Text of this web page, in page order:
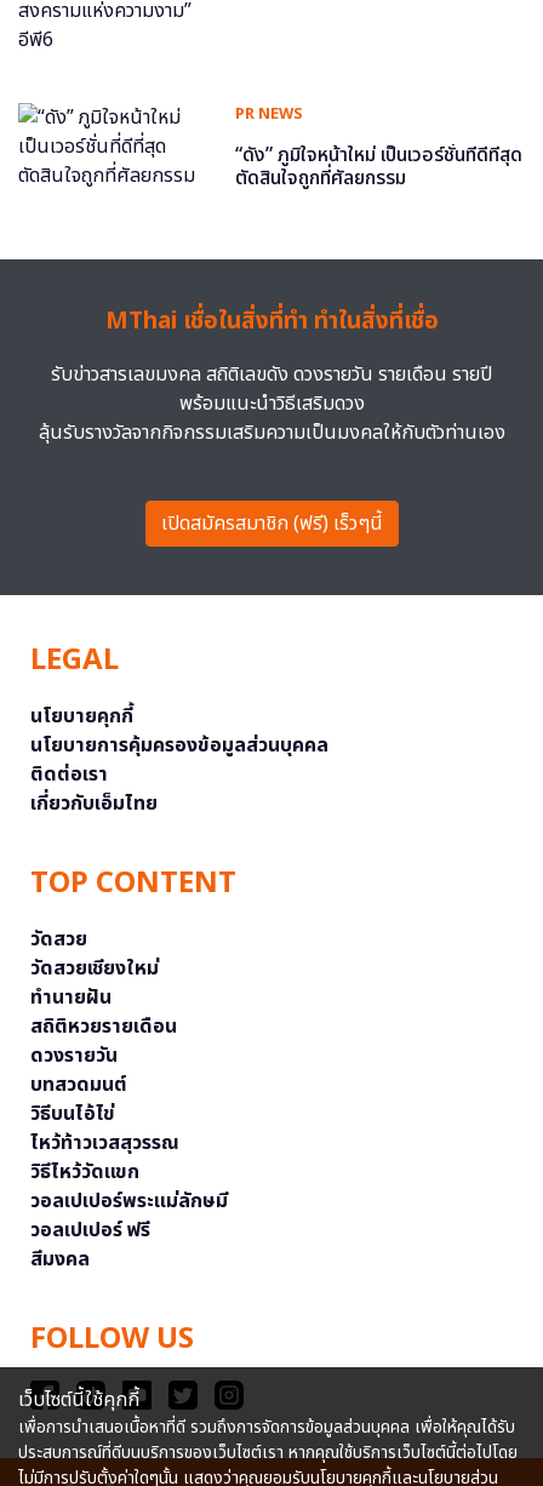
PR NEWS
“ดัง” ภูมิใจหน้าใหม่ เป็นเวอร์ชั่นที่ดีที่สุด
ตัดสินใจถูกที่ศัลยกรรม
MThai เชื่อในสิ่งที่ทำ ทำในสิ่งที่เชื่อ
รับข่าวสารเลขมงคล สถิติเลขดัง ดวงรายวัน รายเดือน รายปี
พร้อมแนะนำวิธีเสริมดวง
ลุ้นรับรางวัลจากกิจกรรมเสริมความเป็นมงคลให้กับตัวท่านเอง
เปิดสมัครสมาชิก (ฟรี) เร็วๆนี้
LEGAL
นโยบายคุกกี้
นโยบายการคุ้มครองข้อมูลส่วนบุคคล
ติดต่อเรา
เกี่ยวกับเอ็มไทย
TOP CONTENT
วัดสวย
วัดสวยเชียงใหม่
ทำนายฝัน
สถิติหวยรายเดือน
ดวงรายวัน
บทสวดมนต์
วิธีบนไอ้ไข่
ไหว้ท้าวเวสสุวรรณ
วิธีไหว้วัดแขก
วอลเปเปอร์พระแม่ลักษมี
วอลเปเปอร์ ฟรี
สีมงคล
FOLLOW US
เว็บไซต์นี้ใช้คุกกี้
เพื่อการนำเสนอเนื้อหาที่ดี รวมถึงการจัดการข้อมูลส่วนบุคคล เพื่อให้คุณได้รับ
ประสบการณ์ที่ดีบนบริการของเว็บไซต์เรา หากคุณใช้บริการเว็บไซต์นี้ต่อไปโดย
ไม่มีการปรับตั้งค่าใดๆนั้น แสดงว่าคุณยอมรับนโยบายคุกกี้และนโยบายส่วน